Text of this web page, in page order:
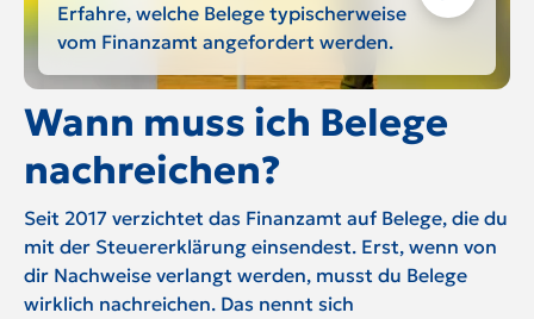
Erfahre, welche Belege typischerweise
vom Finanzamt angefordert werden.
Wann muss ich Belege
nachreichen?
Seit 2017 verzichtet das Finanzamt auf Belege, die du
mit der Steuererklärung einsendest. Erst, wenn von
dir Nachweise verlangt werden, musst du Belege
wirklich nachreichen. Das nennt sich